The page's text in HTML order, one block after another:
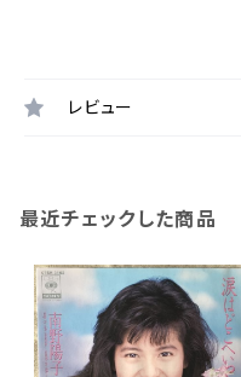
レビュー
最近チェックした商品